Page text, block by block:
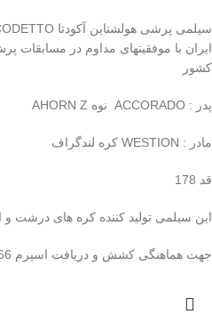
ایران با موفقیتهای مداوم در مسابقات
کشور
پدر : ACCORADO نوه AHORN Z
مادر : WESTION کره لندگراف
قد 178
این سیلمی تولید کننده کره های درشت و
جهت هماهنگی کشش و دریافت اسپرم 98124608266